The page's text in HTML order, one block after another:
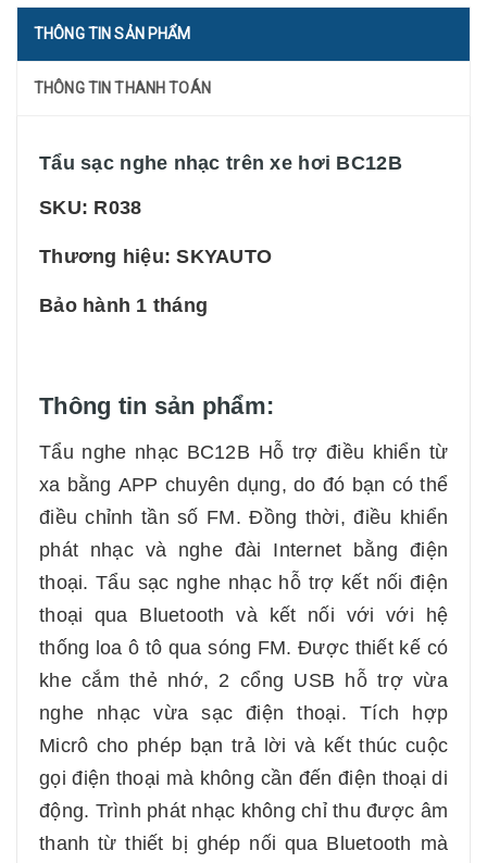
THÔNG TIN SẢN PHẨM
THÔNG TIN THANH TOÁN
Tẩu sạc nghe nhạc trên xe hơi BC12B
SKU: R038
Thương hiệu: SKYAUTO
Bảo hành 1 tháng
Thông tin sản phẩm:
Tẩu nghe nhạc BC12B Hỗ trợ điều khiển từ
xa bằng APP chuyên dụng, do đó bạn có thể
điều chỉnh tần số FM. Đồng thời, điều khiển
phát nhạc và nghe đài Internet bằng điện
thoại. Tẩu sạc nghe nhạc hỗ trợ kết nối điện
thoại qua Bluetooth và kết nối với với hệ
thống loa ô tô qua sóng FM. Được thiết kế có
khe cắm thẻ nhớ, 2 cổng USB hỗ trợ vừa
nghe nhạc vừa sạc điện thoại. Tích hợp
Micrô cho phép bạn trả lời và kết thúc cuộc
gọi điện thoại mà không cần đến điện thoại di
động. Trình phát nhạc không chỉ thu được âm
thanh từ thiết bị ghép nối qua Bluetooth mà